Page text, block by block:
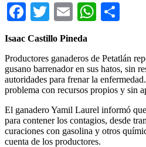
Facebook
TwitterEmail
Isaac Castillo Pineda
Productores ganaderos de Petatlán
gusano barrenador en sus hatos, sin
autoridades para frenar la
problema con recursos propios y sin
El ganadero Yamil Laurel informó
para contener los contagios, desde
curaciones con gasolina y otros
cuenta de los productores.